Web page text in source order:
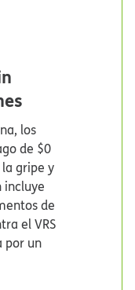
los
de $0
gripe y
incluye
de
el VRS
por un